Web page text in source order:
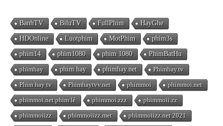
BanhTV BiluTV FullPhim HayGhe
HDOnline Luotphim MotPhim phim3s
phim14 phim1080 phim 1080 PhimBatHu
phimhay phim hay phimhay.net Phimhay.tv
Phim hay tv Phimhaytvv.net phimmoi phimmoi.net
phimmoi.net phim lẻ phimmoi.zzz phimmoii.zz
phimmoiizz phimmoiizz.met phimmoiizz.net 2021